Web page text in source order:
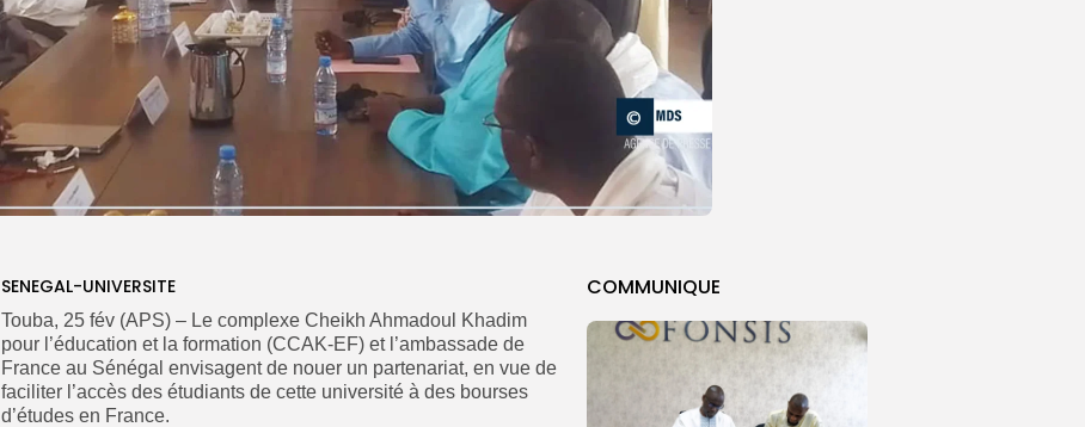
COMMUNIQUE
SENEGAL-UNIVERSITE
Touba, 25 fév (APS) – Le complexe Cheikh Ahmadoul Khadim
pour l’éducation et la formation (CCAK-EF) et l’ambassade de
France au Sénégal envisagent de nouer un partenariat, en vue de
faciliter l’accès des étudiants de cette université à des bourses
d’études en France.